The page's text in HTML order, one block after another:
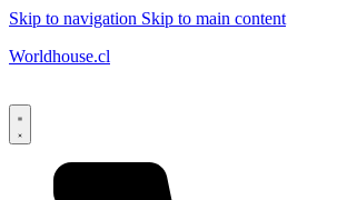
Skip to navigation Skip to main content
Worldhouse.cl